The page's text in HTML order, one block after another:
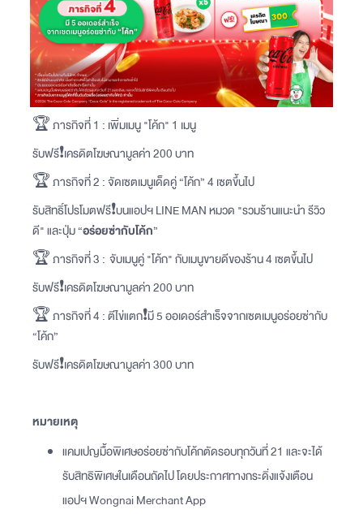
🏆 ภารกิจที่ 1 : เพิ่มเมนู "โค้ก" 1 เมนู
รับฟรี❗️เครดิตโฆษณามูลค่า 200 บาท
🏆 ภารกิจที่ 2 : จัดเซตเมนูเด็ดคู่ “โค้ก” 4 เซตขึ้นไป
รับสิทธิ์โปรโมตฟรี❗️บนแอปฯ LINE MAN หมวด "รวมร้านแนะนำ รีวิว
ดี" และปุ่ม “อร่อยซ่ากับโค้ก”
🏆 ภารกิจที่ 3 : จับเมนูคู่ "โค้ก" กับเมนูขายดีของร้าน 4 เซตขึ้นไป
รับฟรี❗️เครดิตโฆษณามูลค่า 200 บาท
🏆 ภารกิจที่ 4 : ตีไข่แตก❗️มี 5 ออเดอร์สำเร็จจากเซตเมนูอร่อยซ่ากับ
“โค้ก”
รับฟรี❗️เครดิตโฆษณามูลค่า 300 บาท
หมายเหตุ
แคมเปญมื้อพิเศษอร่อยซ่ากับโค้กตัดรอบทุกวันที่ 21 และจะได้
รับสิทธิพิเศษในเดือนถัดไป โดยประกาศทางกระดิ่งแจ้งเตือน
แอปฯ Wongnai Merchant App